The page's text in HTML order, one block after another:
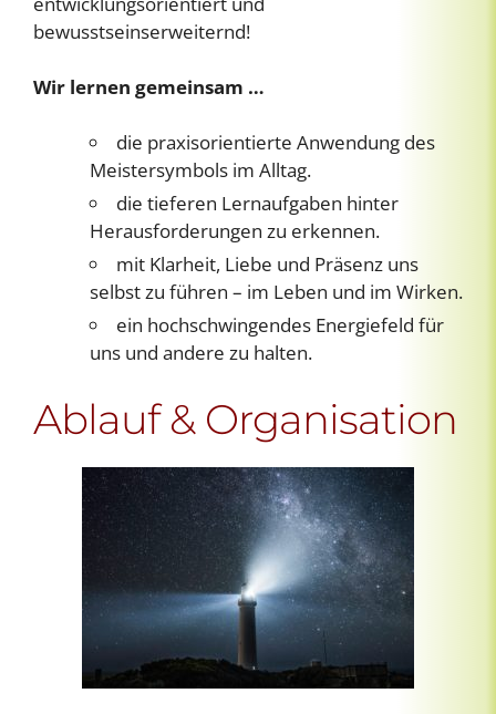
bewusstseinserweiternd!
Wir lernen gemeinsam …
die praxisorientierte Anwendung des
Meistersymbols im Alltag.
die tieferen Lernaufgaben hinter
Herausforderungen zu erkennen.
mit Klarheit, Liebe und Präsenz uns
selbst zu führen – im Leben und im Wirken.
ein hochschwingendes Energiefeld für
uns und andere zu halten.
Ablauf & Organisation